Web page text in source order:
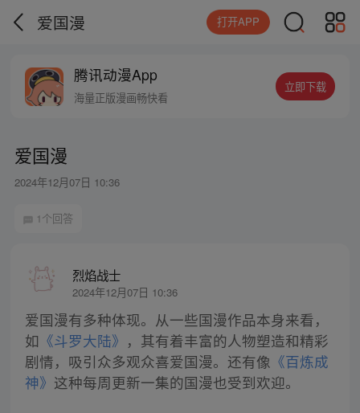
爱国漫 打开APP
腾讯动漫App
海量正版漫画畅快看
立即下载
爱国漫
2024年12月07日 10:36
1个回答
烈焰战士
2024年12月07日 10:36
爱国漫有多种体现。从一些国漫作品本身来看，
如 《斗罗大陆》 ，其有着丰富的人物塑造和精彩
剧情，吸引众多观众喜爱国漫。还有像 《百炼成
神》 这种每周更新一集的国漫也受到欢迎。